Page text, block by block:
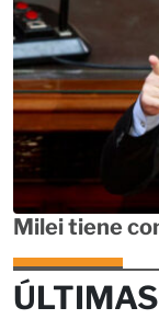
Milei tiene